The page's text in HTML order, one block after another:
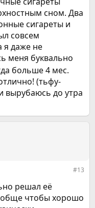
сном. Два
сигареты и
совсем
я даже не
меня буквально
больше 4 мес.
(тьфу-
вырубаюсь до утра
#13
решал её
чтобы хорошо